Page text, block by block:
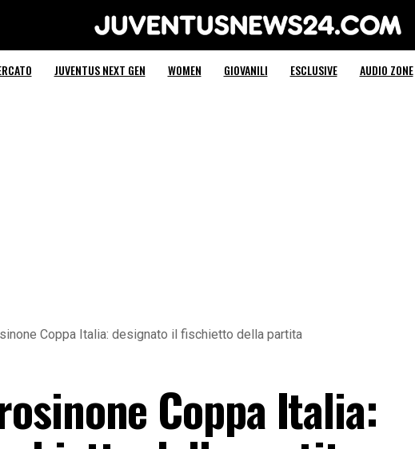
Juventus News 24
JUVENTUS NEXT GEN WOMEN GIOVANILI ESCLUSIVE AUDIO ZONE
Coppa Italia: designato il fischietto della partita
Coppa Italia: